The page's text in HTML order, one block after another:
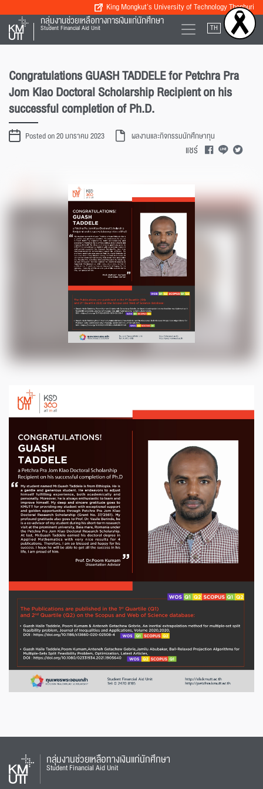
King Mongkut’s University of Technology Thonburi
กลุ่มงานช่วยเหลือทางการเงินแก่นักศึกษา
Student Financial Aid Unit TH EN
Congratulations GUASH TADDELE for Petchra Pra
Jom Klao Doctoral Scholarship Recipient on his
successful completion of Ph.D.
Posted on 20 มกราคม 2023 ผลงานและกิจกรรมนักศึกษาทุน
แชร์
กลุ่มงานช่วยเหลือทางเงินแก่นักศึกษา
Student Financial Aid Unit